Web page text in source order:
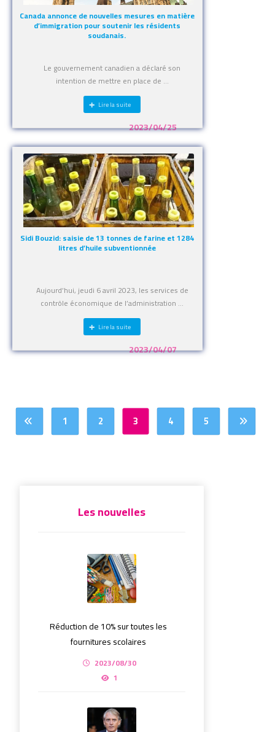
Canada annonce de nouvelles mesures en matière
d’immigration pour soutenir les résidents
soudanais.
2023/04/25
Le gouvernement canadien a déclaré son
intention de mettre en place de ...
Lire la suite
Sidi Bouzid: saisie de 13 tonnes de farine et 1284
litres d’huile subventionnée
2023/04/07
Aujourd’hui, jeudi 6 avril 2023, les services de
contrôle économique de l’administration ...
Lire la suite
1 2 3 4 5
Les nouvelles
Réduction de 10% sur toutes les
fournitures scolaires
2023/08/30
1